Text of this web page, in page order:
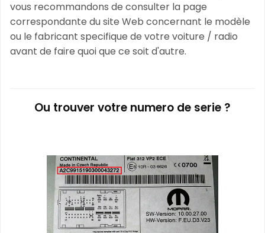
vous recommandons de consulter la page
correspondante du site Web concernant le modèle
ou le fabricant specifique de votre voiture / radio
avant de faire quoi que ce soit d'autre.
Ou trouver votre numero de serie ?